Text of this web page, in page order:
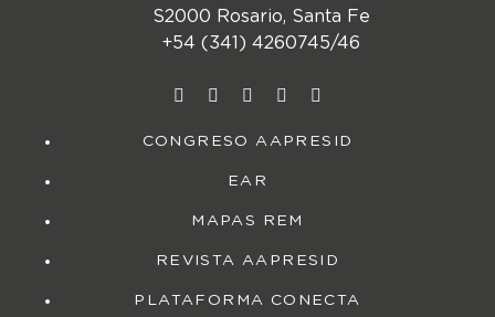
S2000 Rosario, Santa Fe
+54 (341) 4260745/46
CONGRESO AAPRESID
EAR
MAPAS REM
REVISTA AAPRESID
PLATAFORMA CONECTA